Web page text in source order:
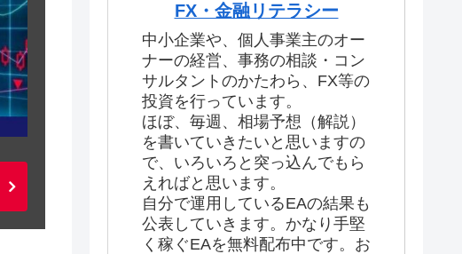
FX・金融リテラシー
中小企業や、個人事業主のオー
ナーの経営、事務の相談・コン
サルタントのかたわら、FX等の
投資を行っています。
ほぼ、毎週、相場予想（解説）
を書いていきたいと思いますの
で、いろいろと突っ込んでもら
えればと思います。
自分で運用しているEAの結果も
公表していきます。かなり手堅
く稼ぐEAを無料配布中です。お